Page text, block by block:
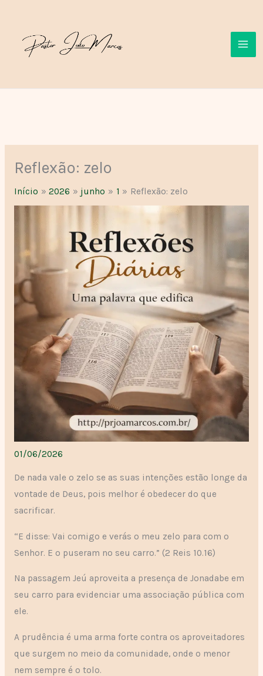
conteúdo
Reflexão: zelo
Início 2026 junho 1 Reflexão: zelo
01/06/2026
De nada vale o zelo se as suas intenções estão longe da
vontade de Deus, pois melhor é obedecer do que
sacrificar.
“E disse: Vai comigo e verás o meu zelo para com o
Senhor. E o puseram no seu carro.” (2 Reis 10.16)
Na passagem Jeú aproveita a presença de Jonadabe em
seu carro para evidenciar uma associação pública com
ele.
A prudência é uma arma forte contra os aproveitadores
que surgem no meio da comunidade, onde o menor
nem sempre é o tolo.